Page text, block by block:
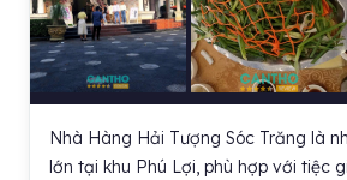
Nhà Hàng Hải Tượng Sóc Trăng là
lớn tại khu Phú Lợi, phù hợp với tiệc